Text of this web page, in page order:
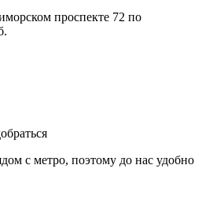
проспекте 72 по
с метро, поэтому до нас удобно